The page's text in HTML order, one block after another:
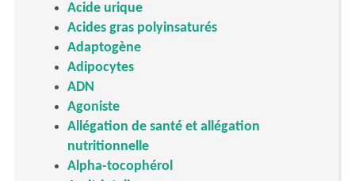
Acide urique
Acides gras polyinsaturés
Adaptogène
Adipocytes
ADN
Agoniste
Allégation de santé et allégation
nutritionnelle
Alpha-tocophérol